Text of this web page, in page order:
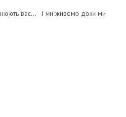
вас… І ми живемо доки ми